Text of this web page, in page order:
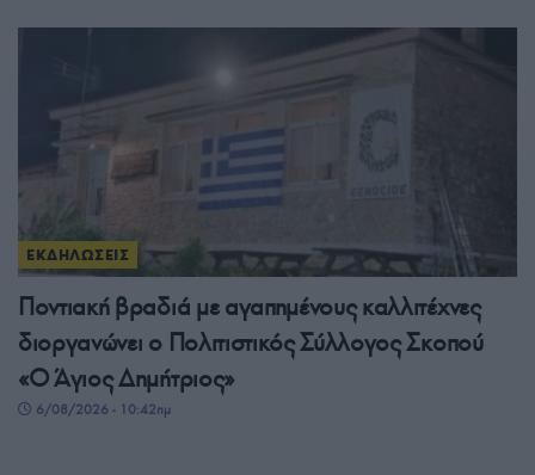
ΕΚΔΗΛΩΣΕΙΣ
Ποντιακή βραδιά με αγαπημένους καλλιτέχνες
διοργανώνει ο Πολιτιστικός Σύλλογος Σκοπού
«Ο Άγιος Δημήτριος»
6/08/2026 - 10:42πμ